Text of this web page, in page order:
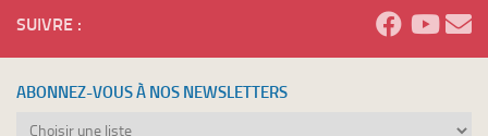
SUIVRE :
ABONNEZ-VOUS À NOS NEWSLETTERS
Abonnez-